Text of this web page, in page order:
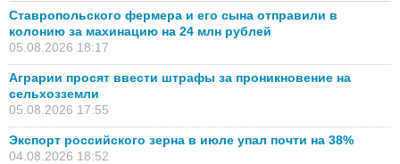
Ставропольского фермера и его сына отправили в
колонию за махинацию на 24 млн рублей
05.08.2026 18:17
Аграрии просят ввести штрафы за проникновение на
сельхозземли
05.08.2026 17:55
Экспорт российского зерна в июле упал почти на 38%
04.08.2026 18:52